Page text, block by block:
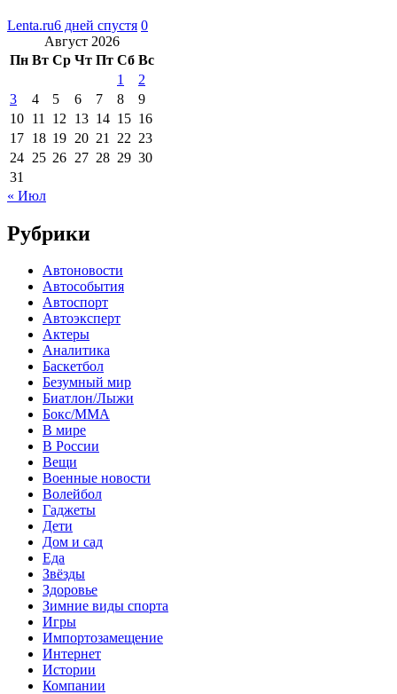
Lenta.ru6 дней спустя 0
Август 2026
Пн Вт Ср Чт Пт Сб Вс
1
2
3
4 5 6 7 8
9
10 11 12 13 14 15 16
17 18 19 20 21 22 23
24 25 26 27 28 29 30
31
« Июл
Рубрики
Автоновости
Автособытия
Автоспорт
Автоэксперт
Актеры
Аналитика
Баскетбол
Безумный мир
Биатлон/Лыжи
Бокс/MMA
В мире
В России
Вещи
Военные новости
Волейбол
Гаджеты
Дети
Дом и сад
Еда
Звёзды
Здоровье
Зимние виды спорта
Игры
Импортозамещение
Интернет
Истории
Компании